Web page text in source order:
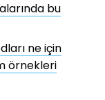
bu
ne için
örnekleri